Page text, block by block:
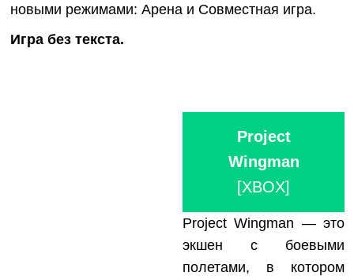
новыми режимами: Арена и Совместная игра.
Игра без текста.
Project
Wingman
[XBOX]
Project Wingman — это
экшен с боевыми
полетами, в котором